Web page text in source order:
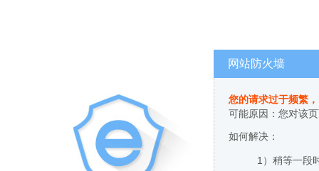
网站防火墙
您的请求过于频繁
可能原因：您对该
如何解决：
1）稍等一段